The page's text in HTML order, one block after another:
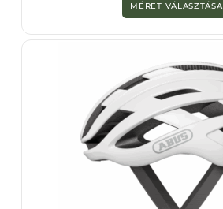
5
-
b
ő
MÉRET VÁLASZTÁSA